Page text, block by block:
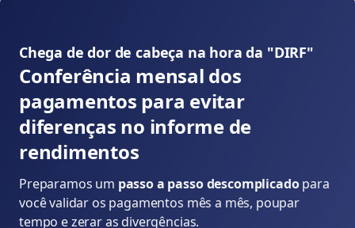
Chega de dor de cabeça na hora da "DIRF" 👇
Conferência mensal dos
pagamentos para evitar
diferenças no informe de
rendimentos
Preparamos um passo a passo descomplicadopara
você validar os pagamentos mês a mês, poupar
tempo e zerar as divergências.